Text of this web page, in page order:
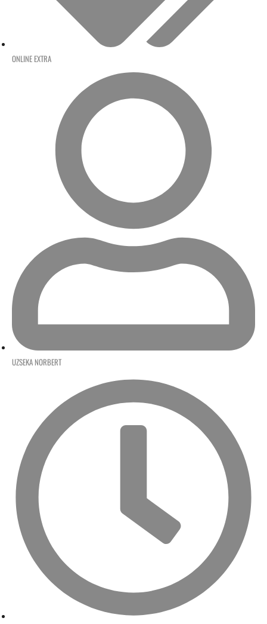
ONLINE EXTRA
UZSEKA NORBERT